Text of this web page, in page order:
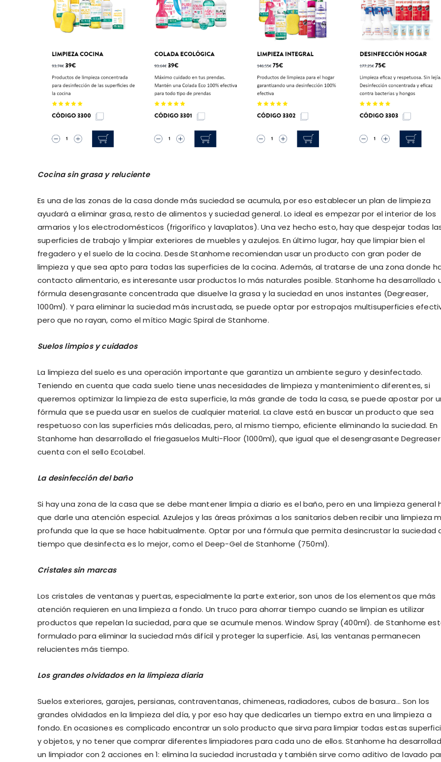
Cocina sin grasa y reluciente
Es una de las zonas de la casa donde más suciedad se acumula, por eso establecer un plan de limpieza
ayudará a eliminar grasa, resto de alimentos y suciedad general. Lo ideal es empezar por el interior de los
armarios y los electrodomésticos (frigorífico y lavaplatos). Una vez hecho esto, hay que despejar todas
superficies de trabajo y limpiar exteriores de muebles y azulejos. En último lugar, hay que limpiar bien el
fregadero y el suelo de la cocina. Desde Stanhome recomiendan usar un producto con gran poder de
limpieza y que sea apto para todas las superficies de la cocina. Además, al tratarse de una zona donde
contacto alimentario, es interesante usar productos lo más naturales posible. Stanhome ha desarrollado
fórmula desengrasante concentrada que disuelve la grasa y la suciedad en unos instantes (Degreaser,
1000ml). Y para eliminar la suciedad más incrustada, se puede optar por estropajos multisuperficies
pero que no rayan, como el mítico Magic Spiral de Stanhome.
Suelos limpios y cuidados
La limpieza del suelo es una operación importante que garantiza un ambiente seguro y desinfectado.
Teniendo en cuenta que cada suelo tiene unas necesidades de limpieza y mantenimiento diferentes, si
queremos optimizar la limpieza de esta superficie, la más grande de toda la casa, se puede apostar por
fórmula que se pueda usar en suelos de cualquier material. La clave está en buscar un producto que sea
respetuoso con las superficies más delicadas, pero, al mismo tiempo, eficiente eliminando la suciedad. En
Stanhome han desarrollado el friegasuelos Multi-Floor (1000ml), que igual que el desengrasante Degreaser
cuenta con el sello EcoLabel.
La desinfección del baño
Si hay una zona de la casa que se debe mantener limpia a diario es el baño, pero en una limpieza general
que darle una atención especial. Azulejos y las áreas próximas a los sanitarios deben recibir una limpieza
profunda que la que se hace habitualmente. Optar por una fórmula que permita desincrustar la suciedad
tiempo que desinfecta es lo mejor, como el Deep-Gel de Stanhome (750ml).
Cristales sin marcas
Los cristales de ventanas y puertas, especialmente la parte exterior, son unos de los elementos que más
atención requieren en una limpieza a fondo. Un truco para ahorrar tiempo cuando se limpian es utilizar
productos que repelan la suciedad, para que se acumule menos. Window Spray (400ml). de Stanhome
formulado para eliminar la suciedad más difícil y proteger la superficie. Así, las ventanas permanecen
relucientes más tiempo.
Los grandes olvidados en la limpieza diaria
Suelos exteriores, garajes, persianas, contraventanas, chimeneas, radiadores, cubos de basura… Son los
grandes olvidados en la limpieza del día, y por eso hay que dedicarles un tiempo extra en una limpieza a
fondo. En ocasiones es complicado encontrar un solo producto que sirva para limpiar todas estas
y objetos, y no tener que comprar diferentes limpiadores para cada uno de ellos. Stanhome ha
un limpiador con 2 acciones en 1: elimina la suciedad incrustada y también sirve como aditivo de lavado